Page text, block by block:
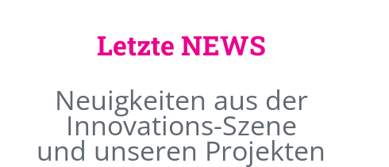
Letzte NEWS
Neuigkeiten aus der
Innovations-Szene
und unseren Projekten